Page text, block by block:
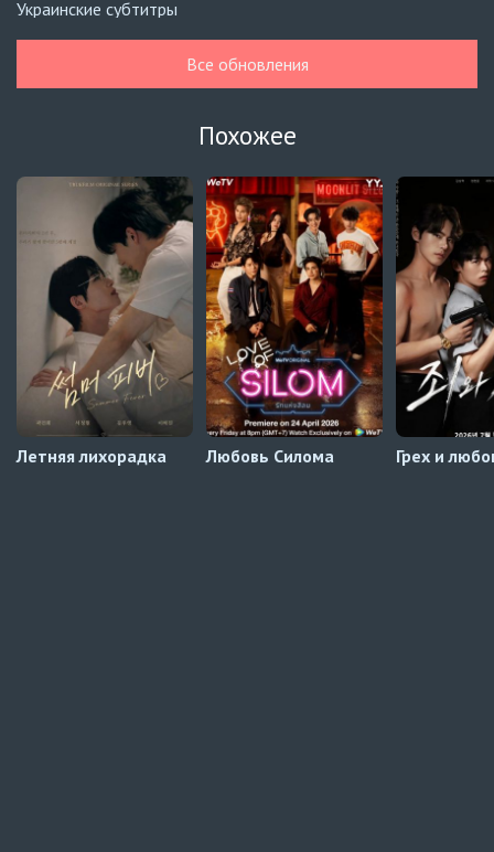
Украинские субтитры
Автосабы русские / украинские
Кризис влюблённости в классе4 серия
Кризис влюблённости в классе3 серия
Автосабы русские / украинские
Давай немного подождём, Харутора-кун
1 серия
Превью
Все обновления
Похожее
Летняя лихорадка Любовь Силома Грех и